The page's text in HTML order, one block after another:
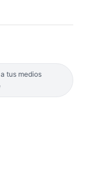
tus medios